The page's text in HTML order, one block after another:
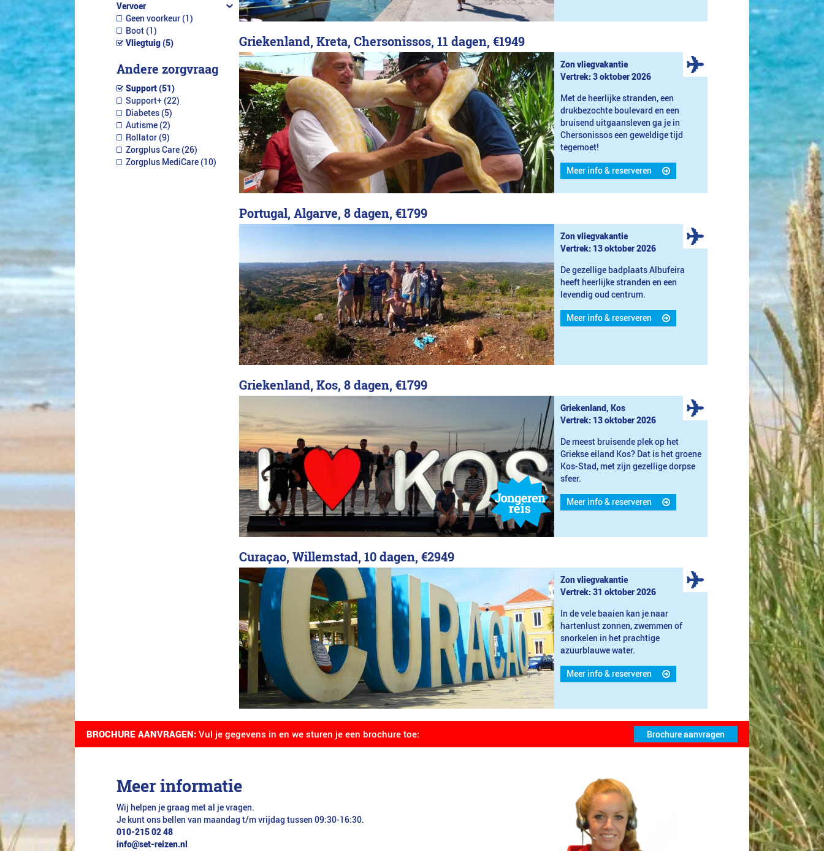
Vervoer
Geen voorkeur (1)
Boot (1)
Vliegtuig (5)
Andere zorgvraag
Support (51)
Support+ (22)
Diabetes (5)
Autisme (2)
Rollator (9)
Zorgplus Care (26)
Zorgplus MediCare (10)
Griekenland, Kreta, Chersonissos, 11 dagen, €1949
Zon vliegvakantie
Vertrek: 3 oktober 2026
Met de heerlijke stranden, een
drukbezochte boulevard en een
bruisend uitgaansleven ga je in
Chersonissos een geweldige tijd
tegemoet!
Meer info & reserveren
Portugal, Algarve, 8 dagen, €1799
Zon vliegvakantie
Vertrek: 13 oktober 2026
De gezellige badplaats Albufeira
heeft heerlijke stranden en een
levendig oud centrum.
Meer info & reserveren
Griekenland, Kos, 8 dagen, €1799
Griekenland, Kos
Vertrek: 13 oktober 2026
De meest bruisende plek op het
Griekse eiland Kos? Dat is het groene
Kos-Stad, met zijn gezellige dorpse
sfeer.
Meer info & reserveren
Curaçao, Willemstad, 10 dagen, €2949
Zon vliegvakantie
Vertrek: 31 oktober 2026
In de vele baaien kan je naar
hartenlust zonnen, zwemmen of
snorkelen in het prachtige
azuurblauwe water.
Meer info & reserveren
BROCHURE AANVRAGEN: Vul je gegevens in en we sturen je een brochure toe:
Meer informatie
Wij helpen je graag met al je vragen.
Je kunt ons bellen van maandag t/m vrijdag tussen 09:30-16:30.
010-215 02 48
info@set-reizen.nl